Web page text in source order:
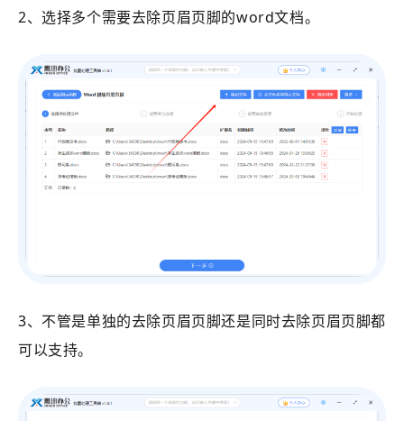
2、选择多个需要去除页眉页脚的word文档。
3、不管是单独的去除页眉页脚还是同时去除页眉页脚都
可以支持。